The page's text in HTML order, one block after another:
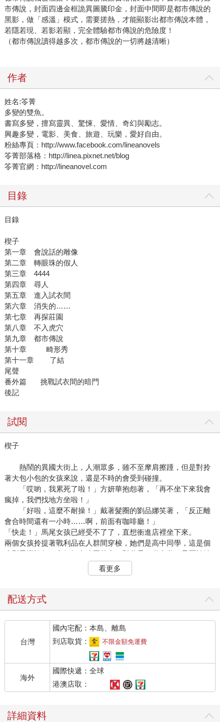
市傳說，封面四邊金框詭異圖騰印金，封面中間即是都市傳說的
黑影，做「感溫」模式，需要搓熱，才能顯影出都市傳說本體，
若隱若現、若影若顯，完全體驗都市傳說的危險度！
（都市傳說讀得越多次，都市傳說的一切將越清晰）
作者
姓名:笭菁
多變的雙魚。
書寫多變，擅寫靈異、驚悚、愛情、奇幻與勵志。
興趣多變，電影、美食、旅遊、玩樂，愛好自由。
粉絲專頁：http://www.facebook.com/lineanovels
笭菁部落格：http://linea.pixnet.net/blog
笭菁官網：http://lineanovel.com
目錄
目錄
楔子
第一章 會說話的雕像
第二章 轉眼珠的假人
第三章 4444
第四章 尋人
第五章 進入試衣間
第六章 消失的……
第七章 再探莊園
第八章 不入虎穴
第九章 都市傳說
第十章 畸形秀
第十一章 了結
尾聲
番外篇 挑戰試衣間的暗門
後記
試閱
楔子
熱鬧的異國大街上，人潮眾多，雖不至摩肩擦踵，但是對拎
著大包小包的女孩來說，還是不時的會受到碰撞。
「哎喲，我累死了啦！」方妍華抱怨著，「再不坐下來我會
瘋掉，我們找地方坐啦！」
「好啦，這麼不耐操！」戴著髮圈的劉品娜笑著，「反正離
會合時間還有一小時……啊，前面有咖啡廳！」
「快走！」馬尾女孩已經受不了了，直想衝進店裡坐下來。
兩個女孩拎提著戰利品在人群間穿梭，她們是高中同學，這是個
小型畢業旅行，六個好友連同其中一對父母一道出遊，只屬於她
小女生看到什麼都想買，不知不覺就買了這麼一大堆，又沉又
「咦？」方妍華突然停下來，好奇的向後退了一步，看向身旁的
「幹嘛？」劉品娜也湊過來，「看到什麼了嗎？不管看到什麼，
我們等等再來嘛！」
「就看一眼！」方妍華眨了眼，「不然妳在這邊等我一下？」
不等回答，方妍華已經轉進巷子裡，原來她瞧見了距巷口僅兩間
店面的服飾店，門口吊掛著一排衣服，最前頭是一件漂亮的嫩粉
毛衣。
劉品娜再不甘願還是跟著走，那服飾店的櫥窗著實迷人，佈置的
是粉色典雅風格，不管是吊掛在外頭衣架上的衣服，或是櫥窗裡
這就是僅僅一瞥，還是讓方妍華駐足的原因。
看更多
配送方式
台灣
國內宅配：本島、離島
到店取貨：
不限金額免運費
海外
國際快遞：全球
港澳店取：
詳細資料